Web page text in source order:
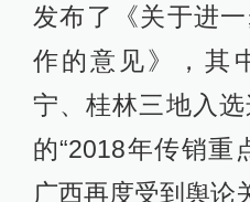
发布了《关于进
作的意见》，其
宁、桂林三地入
的“2018年传销重
广西再度受到舆论